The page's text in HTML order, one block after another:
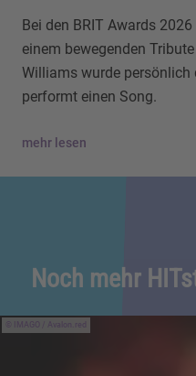
Bei den BRIT Awards
einem bewegenden
Williams wurde persönlich
performt einen Song.
mehr lesen
Noch mehr
IMAGO / Avalon.red